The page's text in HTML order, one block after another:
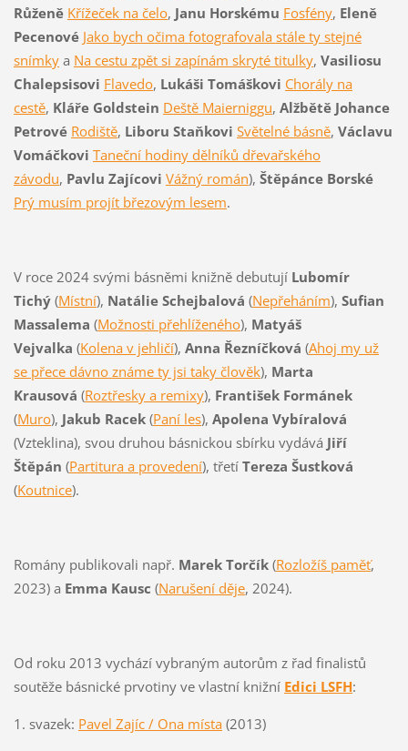
Růženě Křížeček na čelo, Janu Horskému Fosfény, Eleně
Pecenové Jako bych očima fotografovala stále ty stejné
snímkya Na cestu zpět si zapínám skryté titulky, Vasiliosu
Chalepsisovi Flavedo, Lukáši Tomáškovi Chorály na
cestě, Kláře Goldstein Deště Maierniggu, Alžbětě Johance
Petrové Rodiště, Liboru Staňkovi Světelné básně, Václavu
Vomáčkovi Taneční hodiny dělníků dřevařského
závodu, Pavlu Zajícovi Vážný román), Štěpánce Borské
Prý musím projít březovým lesem.
V roce 2024 svými básněmi knižně debutujíLubomír
Tichý(Místní), Natálie Schejbalová (Nepřeháním), Sufian
Massalema (Možnosti přehlíženého), Matyáš
Vejvalka (Kolena v jehličí), Anna Řezníčková (Ahoj my už
se přece dávno známe ty jsi taky člověk), Marta
Krausová (Roztřesky a remixy), František Formánek
(Muro), Jakub Racek(Paní les), Apolena Vybíralová
(Vzteklina), svou druhou básnickou sbírku vydává Jiří
Štěpán (Partitura a provedení), třetí Tereza Šustková
(Koutnice).
Romány publikovali např. Marek Torčík(Rozložíš paměť,
2023) a Emma Kausc (Narušení děje, 2024).
Od roku 2013 vychází vybraným autorům z řad finalistů
soutěže básnické prvotiny ve vlastní knižní Edici LSFH:
1. svazek: Pavel Zajíc / Ona místa(2013)